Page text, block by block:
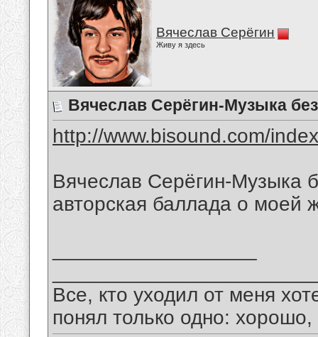
Вячеслав Серёгин
Живу я здесь
Вячеслав Серёгин-Музыка
http://www.bisound.com/
Вячеслав Серёгин-Музыка
авторская баллада о моей
Все, кто уходил от меня
понял только одно: